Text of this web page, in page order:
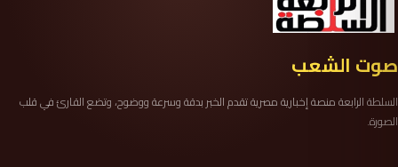
صوت الشعب
السلطة الرابعة منصة إخبارية مصرية تقدم الخبر بدقة وسرعة ووضوح، وتضع القارئ في قلب
الصورة.